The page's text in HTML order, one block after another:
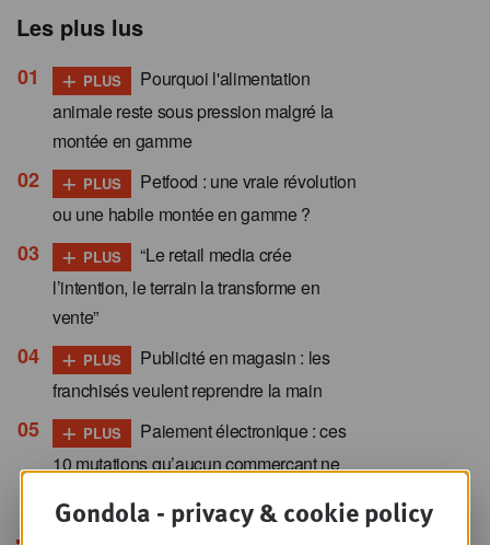
Les plus lus
+ PLUS
Pourquoi l'alimentation
animale reste sous pression malgré la
montée en gamme
+ PLUS
Petfood : une vraie révolution
ou une habile montée en gamme ?
+ PLUS
“Le retail media crée
l’intention, le terrain la transforme en
vente”
+ PLUS
Publicité en magasin : les
franchisés veulent reprendre la main
+ PLUS
Paiement électronique : ces
10 mutations qu’aucun commerçant ne
Gondola - privacy & cookie policy